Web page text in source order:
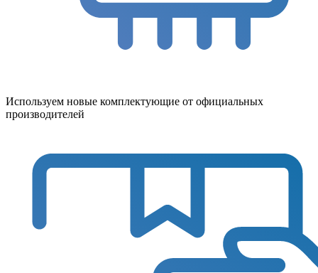
Используем новые комплектующие от официальных
производителей